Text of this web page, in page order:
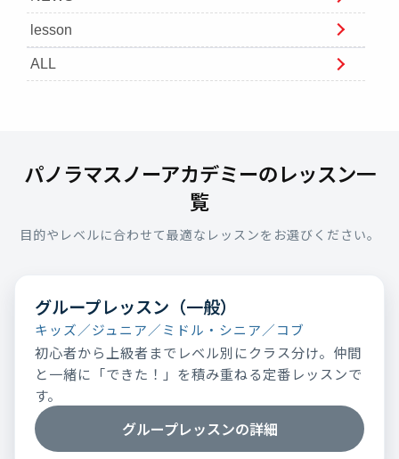
lesson
ALL
パノラマスノーアカデミーのレッスン一
覧
目的やレベルに合わせて最適なレッスンをお選びください。
グループレッスン（一般）
キッズ／ジュニア／ミドル・シニア／コブ
初心者から上級者までレベル別にクラス分け。仲間
と一緒に「できた！」を積み重ねる定番レッスンで
す。
グループレッスンの詳細